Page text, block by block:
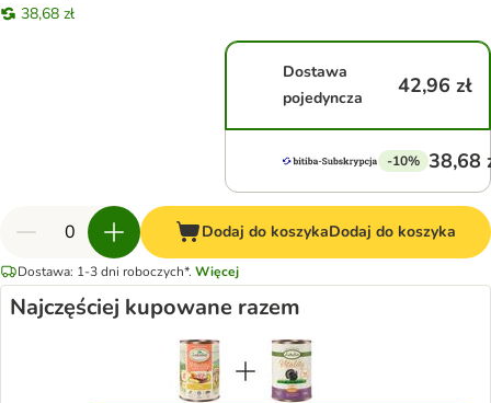
38,68 zł
Dostawa
pojedyncza
42,96 zł
-10% 38,68
Dodaj do koszykaDodaj do koszyka
Dostawa: 1-3 dni roboczych*. Więcej
Najczęściej kupowane razem